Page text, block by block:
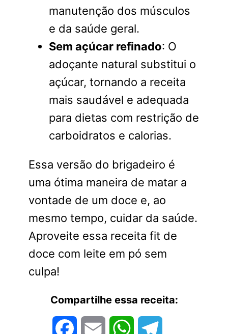
manutenção dos músculos
e da saúde geral.
Sem açúcar refinado: O
adoçante natural substitui o
açúcar, tornando a receita
mais saudável e adequada
para dietas com restrição de
carboidratos e calorias.
Essa versão do brigadeiro é
uma ótima maneira de matar a
vontade de um doce e, ao
mesmo tempo, cuidar da saúde.
Aproveite essa receita fit de
doce com leite em pó sem
culpa!
Compartilhe essa receita:
FacebookEmail WhatsApp